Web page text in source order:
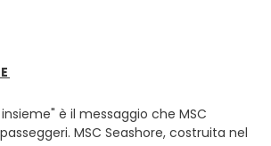
è il messaggio che MSC
MSC Seashore, costruita nel
dell'omonima provincia e della
di abitanti dopo la capitale Madrid.